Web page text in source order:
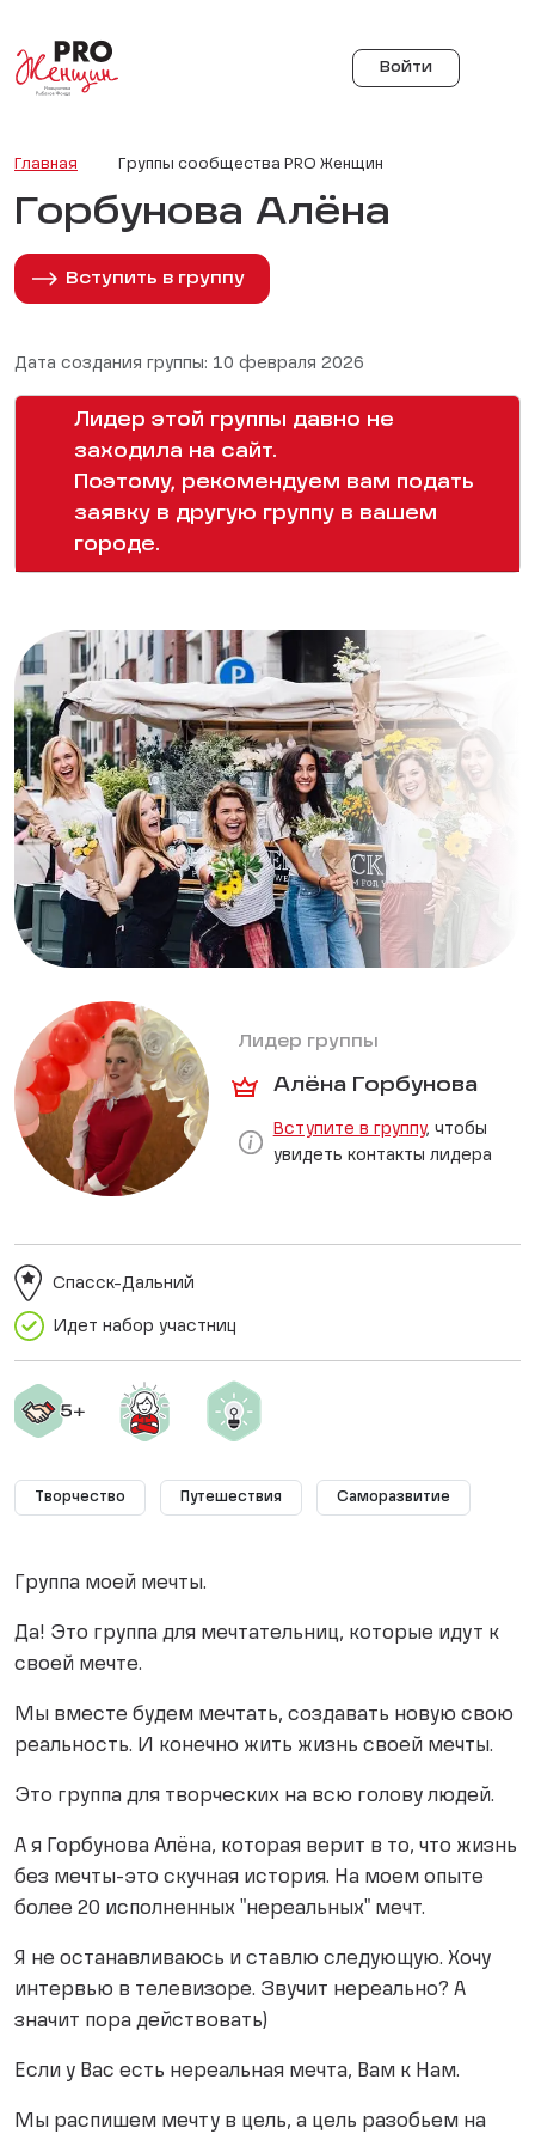
Войти
Главная Группы сообщества PRO Женщин
Горбунова Алёна
Вступить в группу
Дата создания группы: 10 февраля 2026
Лидер этой группы давно не
заходила на сайт.
Поэтому, рекомендуем вам подать
заявку в другую группу в вашем
городе.
Лидер группы
Алёна Горбунова
Вступите в группу, чтобы
увидеть контакты лидера
Идет набор участниц
Спасск-Дальний
Творчество Путешествия Саморазвитие
Группа моей мечты.
Да! Это группа для мечтательниц, которые идут к
своей мечте.
Мы вместе будем мечтать, создавать новую свою
реальность. И конечно жить жизнь своей мечты.
Это группа для творческих на всю голову людей.
А я Горбунова Алёна, которая верит в то, что жизнь
без мечты-это скучная история. На моем опыте
более 20 исполненных "нереальных" мечт.
Я не останавливаюсь и ставлю следующую. Хочу
интервью в телевизоре. Звучит нереально? А
значит пора действовать)
Если у Вас есть нереальная мечта, Вам к Нам.
Мы распишем мечту в цель, а цель разобьем на